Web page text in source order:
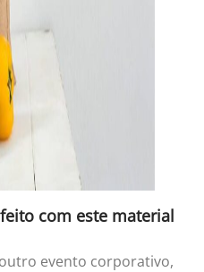
com este material
evento corporativo,